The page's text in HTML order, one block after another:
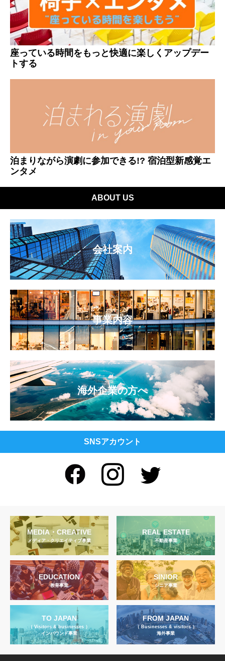
座っている時間をもっと快適に楽しくアップデー
トする
泊まりながら演劇に参加できる!? 宿泊型新感覚エ
ンタメ
ABOUT US
会社案内
事業内容
海外企業の方へ
SNSアカウント
MEDIA・CREATIVE
メディア・クリエイティブ事業
REAL ESTATE
不動産事業
EDUCATION
教育事業
SINIOR
シニア事業
TO JAPAN
（ Visitors & businesses ）
インバウンド事業
FROM JAPAN
（ Businesses & visitors ）
海外事業